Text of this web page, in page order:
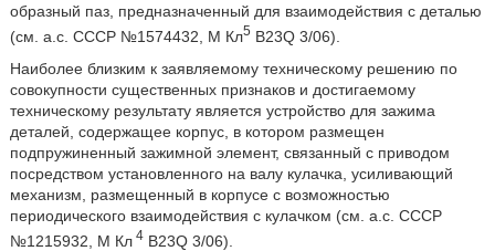
образный паз, предназначенный для взаимодействия с деталью
(см. а.с. СССР №1574432, М Кл5 B23Q 3/06).
Наиболее близким к заявляемому техническому решению по
совокупности существенных признаков и достигаемому
техническому результату является устройство для зажима
деталей, содержащее корпус, в котором размещен
подпружиненный зажимной элемент, связанный с приводом
посредством установленного на валу кулачка, усиливающий
механизм, размещенный в корпусе с возможностью
периодического взаимодействия с кулачком (см. а.с. СССР
№1215932, М Кл 4B23Q 3/06).